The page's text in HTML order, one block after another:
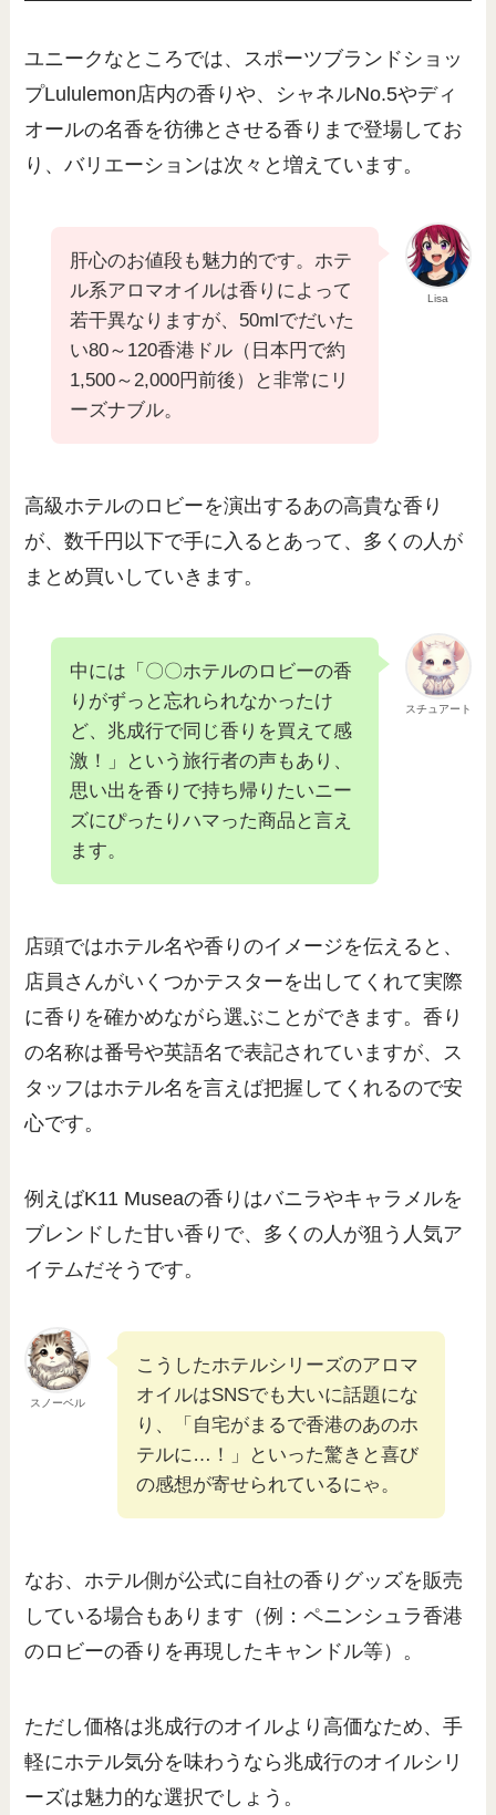
ユニークなところでは、スポーツブランドショッ
プLululemon店内の香りや、シャネルNo.5やディ
オールの名香を彷彿とさせる香りまで登場してお
り、バリエーションは次々と増えています。
Lisa
肝心のお値段も魅力的です。ホテ
ル系アロマオイルは香りによって
若干異なりますが、50mlでだいた
い80～120香港ドル（日本円で約
1,500～2,000円前後）と非常にリ
ーズナブル。
高級ホテルのロビーを演出するあの高貴な香り
が、数千円以下で手に入るとあって、多くの人が
まとめ買いしていきます。
スチュアート
中には「〇〇ホテルのロビーの香
りがずっと忘れられなかったけ
ど、兆成行で同じ香りを買えて感
激！」という旅行者の声もあり、
思い出を香りで持ち帰りたいニー
ズにぴったりハマった商品と言え
ます。
店頭ではホテル名や香りのイメージを伝えると、
店員さんがいくつかテスターを出してくれて実際
に香りを確かめながら選ぶことができます。香り
の名称は番号や英語名で表記されていますが、ス
タッフはホテル名を言えば把握してくれるので安
心です。
例えばK11 Museaの香りはバニラやキャラメルを
ブレンドした甘い香りで、多くの人が狙う人気ア
イテムだそうです。
スノーベル
こうしたホテルシリーズのアロマ
オイルはSNSでも大いに話題にな
り、「自宅がまるで香港のあのホ
テルに…！」といった驚きと喜び
の感想が寄せられているにゃ。
なお、ホテル側が公式に自社の香りグッズを販売
している場合もあります（例：ペニンシュラ香港
のロビーの香りを再現したキャンドル等）。
ただし価格は兆成行のオイルより高価なため、手
軽にホテル気分を味わうなら兆成行のオイルシリ
ーズは魅力的な選択でしょう。